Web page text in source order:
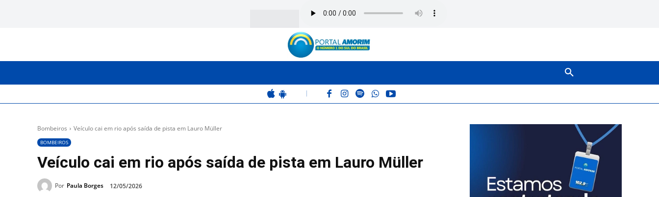
Bombeiros Veículo cai em rio após saída de pista em Lauro Müller
BOMBEIROS
Veículo cai em rio após saída de pista em Lauro Müller
Por Paula Borges 12/05/2026